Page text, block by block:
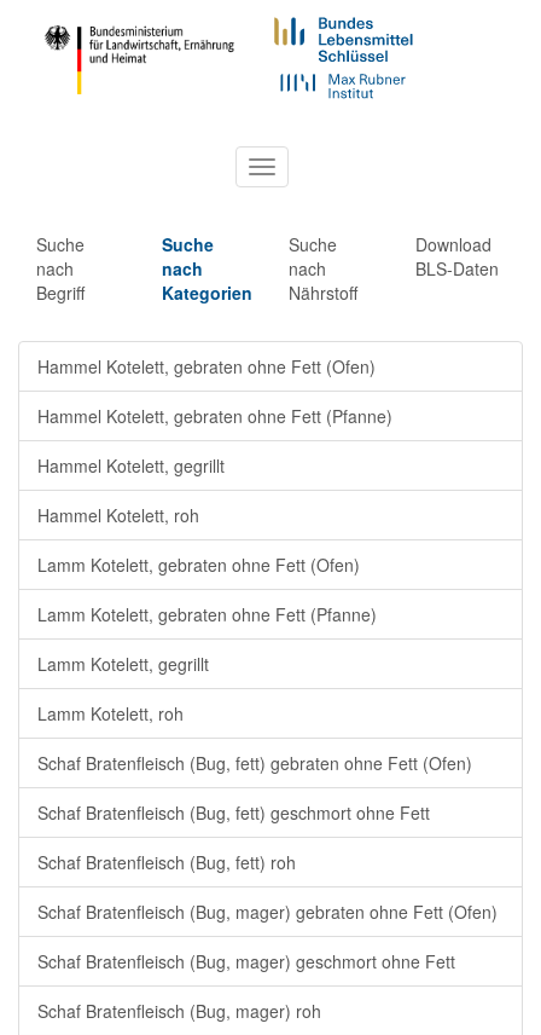
Toggle
navigation
Suche
nach
Begriff
Suche
nach
Kategorien
Suche
nach
Nährstoff
Download
BLS-Daten
Hammel Kotelett, gebraten ohne Fett (Ofen)
Hammel Kotelett, gebraten ohne Fett (Pfanne)
Hammel Kotelett, gegrillt
Hammel Kotelett, roh
Lamm Kotelett, gebraten ohne Fett (Ofen)
Lamm Kotelett, gebraten ohne Fett (Pfanne)
Lamm Kotelett, gegrillt
Lamm Kotelett, roh
Schaf Bratenfleisch (Bug, fett) gebraten ohne Fett (Ofen)
Schaf Bratenfleisch (Bug, fett) geschmort ohne Fett
Schaf Bratenfleisch (Bug, fett) roh
Schaf Bratenfleisch (Bug, mager) gebraten ohne Fett (Ofen)
Schaf Bratenfleisch (Bug, mager) geschmort ohne Fett
Schaf Bratenfleisch (Bug, mager) roh